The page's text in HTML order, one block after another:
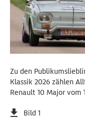
Zu den
Klassik 2026 zählen
Renault 10 Major vom
Bild 1